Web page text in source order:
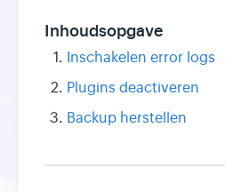
Inhoudsopgave
Inschakelen error logs
Plugins deactiveren
Backup herstellen